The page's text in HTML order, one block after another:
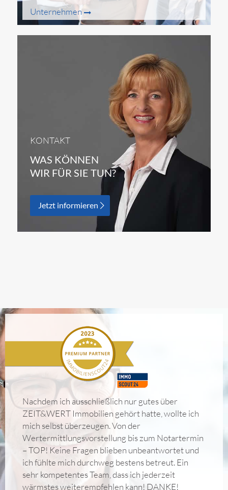
Unternehmen
KONTAKT
WAS KÖNNEN
WIR FÜR SIE TUN?
Jetzt informieren
Nachdem ich ausschließlich nur gutes über
ZEIT&WERT Immobilien gehört hatte, wollte ich
mich selbst überzeugen. Von der
Wertermittlungsvorstellung bis zum Notartermin
– TOP! Keine Fragen blieben unbeantwortet und
ich fühlte mich durchweg bestens betreut. Ein
sehr kompetentes Team, dass ich jederzeit
wärmstes weiterempfehlen kann! DANKE!
Schon das erste Treffen mit Herrn Gerth hat mich
positiv gestimmt. Er war sehr gut vorbereitet,
hatte ausführlich recherchiert und die Gabe, die in
unserem Fall etwas komplizierte Verkaufsplanung
verständlich und umfänglich darzustellen. Herr
Gerth war jederzeit ansprechbar – selbst wenn es
mal ein Wochenende betraf. Insgesamt eine sehr
gute Erfahrung.